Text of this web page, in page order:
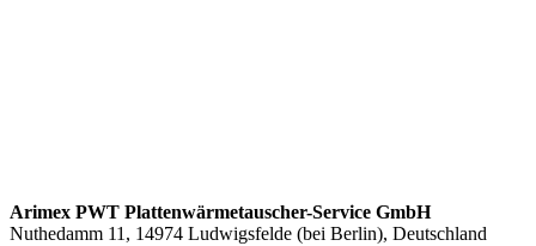
Arimex PWT Plattenwärmetauscher-Service GmbH
Nuthedamm 11, 14974 Ludwigsfelde (bei Berlin), Deutschland